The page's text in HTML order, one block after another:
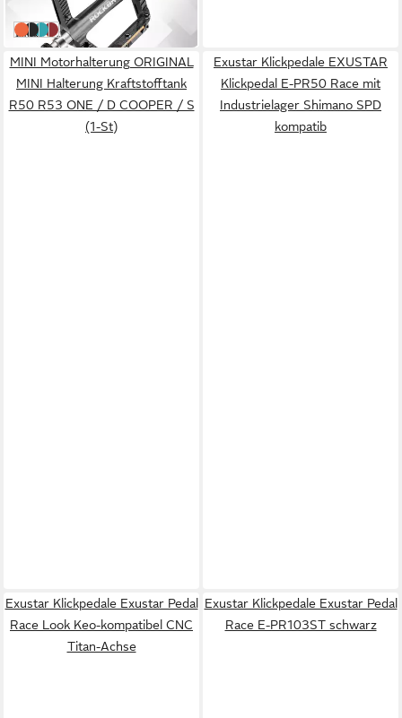
in 5-6 Werktagen bei dir
Orange
Schwarz
Blau
Rot
MINI Motorhalterung ORIGINAL
MINI Halterung Kraftstofftank
R50 R53 ONE / D COOPER / S
(1-St)
Exustar Klickpedale EXUSTAR
Klickpedal E-PR50 Race mit
Industrielager Shimano SPD
kompatib
Exustar Klickpedale Exustar Pedal
Race Look Keo-kompatibel CNC
Titan-Achse
Exustar Klickpedale Exustar Pedal
Race E-PR103ST schwarz